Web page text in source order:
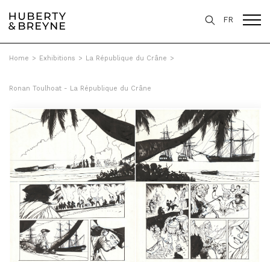
FR
Home > Exhibitions > La République du Crâne >
Ronan Toulhoat - La République du Crâne